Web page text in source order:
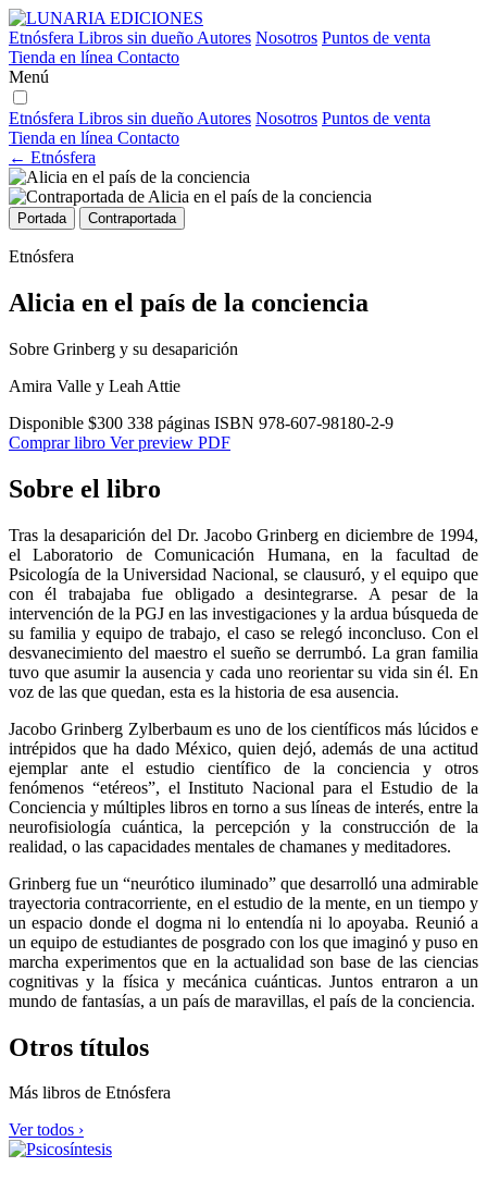
Etnósfera Libros sin dueño Autores Nosotros Puntos de venta
Tienda en línea Contacto
Menú
Etnósfera Libros sin dueño Autores Nosotros Puntos de venta
Tienda en línea Contacto
← Etnósfera
Portada Contraportada
Etnósfera
Alicia en el país de la conciencia
Sobre Grinberg y su desaparición
Amira Valle y Leah Attie
Disponible $300 338 páginas ISBN 978-607-98180-2-9
Comprar libro Ver preview PDF
Sobre el libro
Tras la desaparición del Dr. Jacobo Grinberg en diciembre de 1994,
el Laboratorio de Comunicación Humana, en la facultad de
Psicología de la Universidad Nacional, se clausuró, y el equipo que
con él trabajaba fue obligado a desintegrarse. A pesar de la
intervención de la PGJ en las investigaciones y la ardua búsqueda de
su familia y equipo de trabajo, el caso se relegó inconcluso. Con el
desvanecimiento del maestro el sueño se derrumbó. La gran familia
tuvo que asumir la ausencia y cada uno reorientar su vida sin él. En
voz de las que quedan, esta es la historia de esa ausencia.
Jacobo Grinberg Zylberbaum es uno de los científicos más lúcidos e
intrépidos que ha dado México, quien dejó, además de una actitud
ejemplar ante el estudio científico de la conciencia y otros
fenómenos “etéreos”, el Instituto Nacional para el Estudio de la
Conciencia y múltiples libros en torno a sus líneas de interés, entre la
neurofisiología cuántica, la percepción y la construcción de la
realidad, o las capacidades mentales de chamanes y meditadores.
Grinberg fue un “neurótico iluminado” que desarrolló una admirable
trayectoria contracorriente, en el estudio de la mente, en un tiempo y
un espacio donde el dogma ni lo entendía ni lo apoyaba. Reunió a
un equipo de estudiantes de posgrado con los que imaginó y puso en
marcha experimentos que en la actualidad son base de las ciencias
cognitivas y la física y mecánica cuánticas. Juntos entraron a un
mundo de fantasías, a un país de maravillas, el país de la conciencia.
Otros títulos
Más libros de Etnósfera
Ver todos ›